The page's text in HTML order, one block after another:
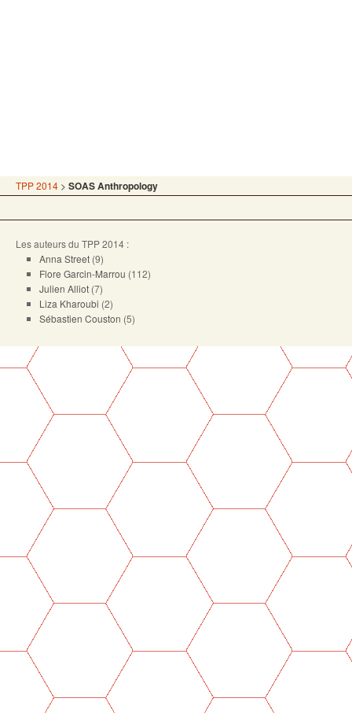
TPP 2014 > SOAS Anthropology
Les auteurs du TPP 2014 :
Anna Street (9)
Flore Garcin-Marrou (112)
Julien Alliot (7)
Liza Kharoubi (2)
Sébastien Couston (5)